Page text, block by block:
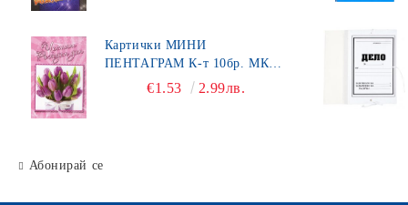
Хоризонтални поставки
Маркиращи клещи
Автоматични печати
Картички МИНИ
ПЕНТАГРАМ К-т 10бр. МК
€1.53 2.99лв.
Абонирай се